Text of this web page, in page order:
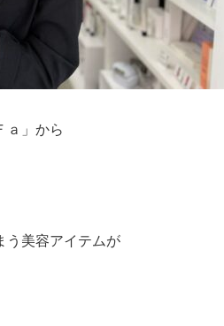
ａ」から
う美容アイテムが